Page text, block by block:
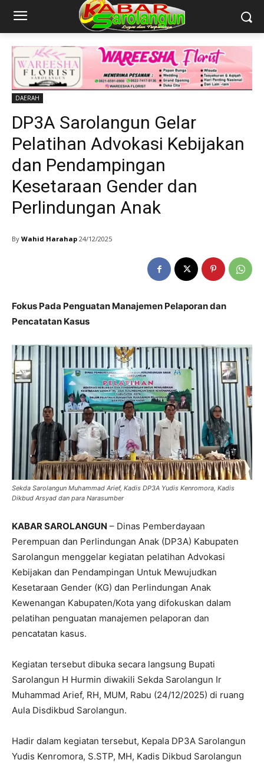
DAERAH
DP3A Sarolangun Gelar
Pelatihan Advokasi Kebijakan
dan Pendampingan
Kesetaraan Gender dan
Perlindungan Anak
By Wahid Harahap 24/12/2025
Fokus Pada Penguatan Manajemen Pelaporan dan
Pencatatan Kasus
Sekda Sarolangun Muhammad Arief, Kadis DP3A Yudis Kenromora, Kadis
Dikbud Arsyad dan para Narasumber
KABAR SAROLANGUN – Dinas Pemberdayaan
Perempuan dan Perlindungan Anak (DP3A) Kabupaten
Sarolangun menggelar kegiatan pelatihan Advokasi
Kebijakan dan Pendampingan Untuk Mewujudkan
Kesetaraan Gender (KG) dan Perlindungan Anak
Kewenangan Kabupaten/Kota yang difokuskan dalam
pelatihan penguatan manajemen pelaporan dan
pencatatan kasus.
Kegiatan tersebut dibuka secara langsung Bupati
Sarolangun H Hurmin diwakili Sekda Sarolangun Ir
Muhammad Arief, RH, MUM, Rabu (24/12/2025) di ruang
Aula Disdikbud Sarolangun.
Hadir dalam kegiatan tersebut, Kepala DP3A Sarolangun
Yudis Kenromora, S.STP, MH, Kadis Dikbud Sarolangun